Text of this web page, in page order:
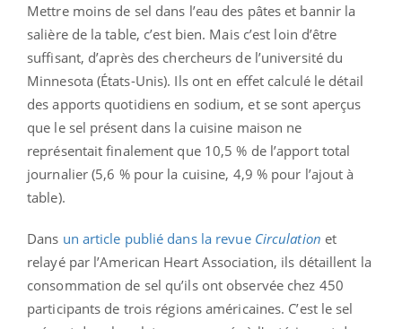
Mettre moins de sel dans l’eau des pâtes et bannir la
salière de la table, c’est bien. Mais c’est loin d’être
suffisant, d’après des chercheurs de l’université du
Minnesota (États-Unis). Ils ont en effet calculé le détail
des apports quotidiens en sodium, et se sont aperçus
que le sel présent dans la cuisine maison ne
représentait finalement que 10,5 % de l’apport total
journalier (5,6 % pour la cuisine, 4,9 % pour l’ajout à
table).
Dans un article publié dans la revue Circulation et
relayé par l’American Heart Association, ils détaillent la
consommation de sel qu’ils ont observée chez 450
participants de trois régions américaines. C’est le sel